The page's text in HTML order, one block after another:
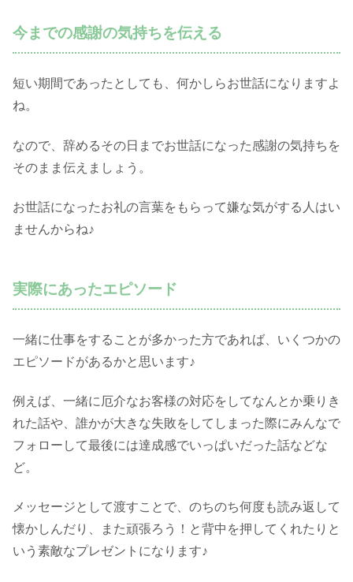
今までの感謝の気持ちを伝える
短い期間であったとしても、何かしらお世話になりますよ
ね。
なので、辞めるその日までお世話になった感謝の気持ちを
そのまま伝えましょう。
お世話になったお礼の言葉をもらって嫌な気がする人はい
ませんからね♪
実際にあったエピソード
一緒に仕事をすることが多かった方であれば、いくつかの
エピソードがあるかと思います♪
例えば、一緒に厄介なお客様の対応をしてなんとか乗りき
れた話や、誰かが大きな失敗をしてしまった際にみんなで
フォローして最後には達成感でいっぱいだった話などな
ど。
メッセージとして渡すことで、のちのち何度も読み返して
懐かしんだり、また頑張ろう！と背中を押してくれたりと
いう素敵なプレゼントになります♪